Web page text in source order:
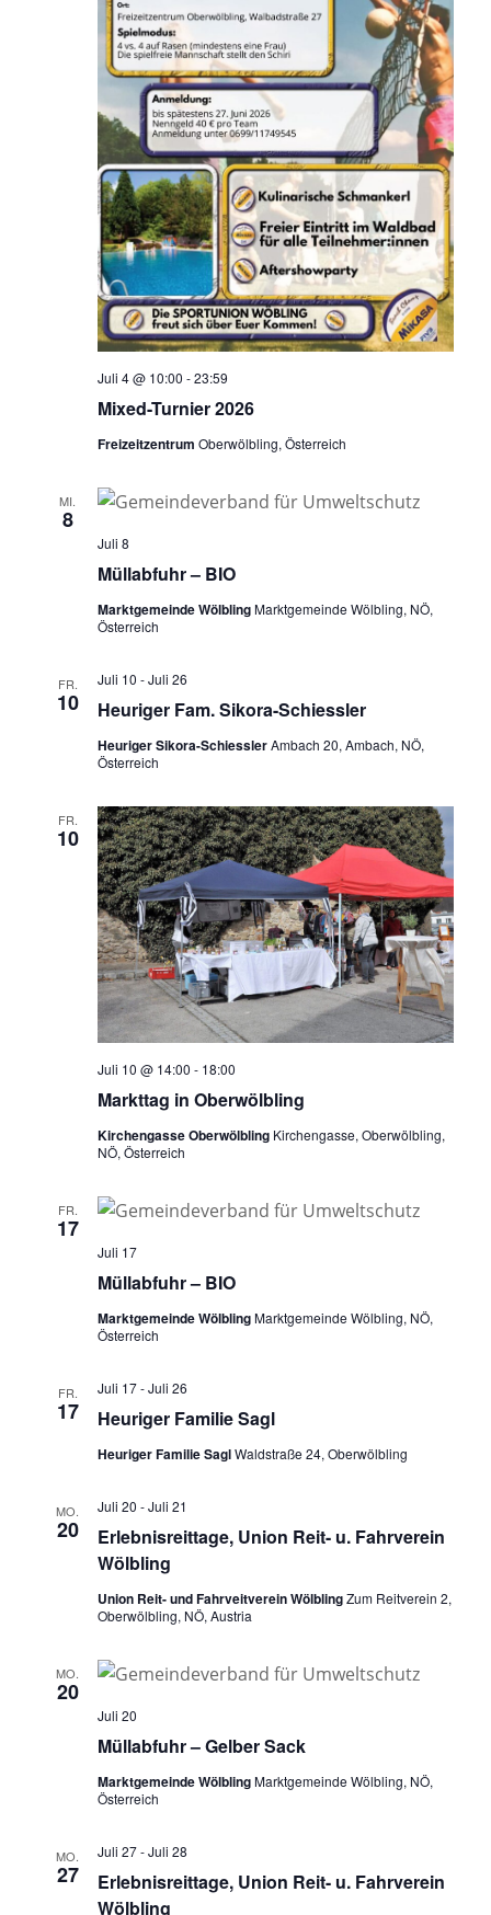
Mixed-Turnier 2026
Juli 4 @ 10:00 -23:59
Freizeitzentrum Oberwölbling, Österreich
MI.
8
Müllabfuhr – BIO
Juli 8
Marktgemeinde WölblingMarktgemeinde Wölbling, NÖ,
Österreich
FR.
10 Heuriger Fam. Sikora-Schiessler
Juli 10 -Juli 26
Heuriger Sikora-SchiesslerAmbach 20, Ambach, NÖ,
Österreich
FR.
10
Markttag in Oberwölbling
Juli 10 @ 14:00 - 18:00
Kirchengasse Oberwölbling Kirchengasse, Oberwölbling,
NÖ, Österreich
FR.
17
Müllabfuhr – BIO
Juli 17
Marktgemeinde WölblingMarktgemeinde Wölbling, NÖ,
Österreich
FR.
17 Heuriger Familie Sagl
Juli 17-Juli 26
Heuriger Familie SaglWaldstraße 24, Oberwölbling
MO.
20
Erlebnisreittage, Union Reit- u. Fahrverein
Wölbling
Juli 20 -Juli 21
Union Reit- und Fahrveitverein WölblingZum Reitverein 2,
Oberwölbling, NÖ, Austria
MO.
20
Müllabfuhr – Gelber Sack
Juli 20
Marktgemeinde WölblingMarktgemeinde Wölbling, NÖ,
Österreich
MO.
27
Erlebnisreittage, Union Reit- u. Fahrverein
Wölbling
Juli 27-Juli 28